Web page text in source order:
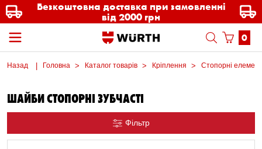
Безкоштовна доставка при замовленні
від 2000 грн
0
Назад Головна Каталог товарів Кріплення Стопорні
ШАЙБИ СТОПОРНІ ЗУБЧАСТІ
Фільтр